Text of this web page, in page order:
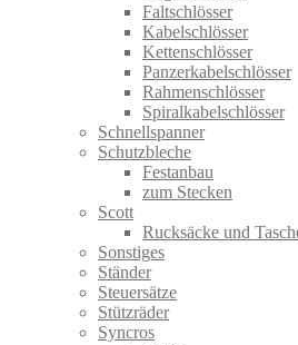
Faltschlösser
Kabelschlösser
Kettenschlösser
Panzerkabelschlösser
Rahmenschlösser
Spiralkabelschlösser
Schnellspanner
Schutzbleche
Festanbau
zum Stecken
Scott
Rucksäcke und
Sonstiges
Ständer
Steuersätze
Stützräder
Syncros